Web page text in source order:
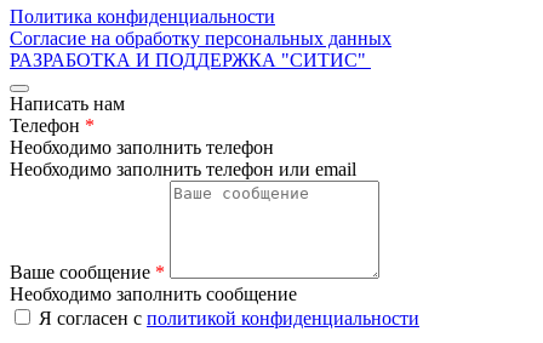
Политика конфиденциальности
Согласие на обработку персональных данных
РАЗРАБОТКА И ПОДДЕРЖКА "СИТИС"
Написать нам
Телефон *
Необходимо заполнить телефон
Необходимо заполнить телефон или email
Ваше сообщение *
Необходимо заполнить сообщение
Я согласен с политикой конфиденциальности